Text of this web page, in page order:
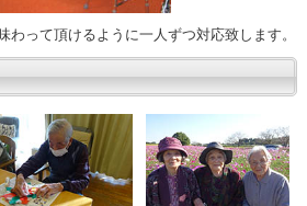
わって頂けるように一人ずつ対応致します。